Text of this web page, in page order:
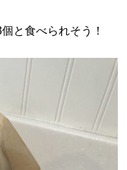
と食べられそう！